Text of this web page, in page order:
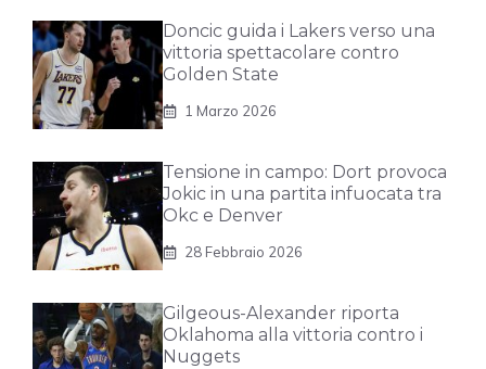
Doncic guida i Lakers verso una
vittoria spettacolare contro
Golden State
1 Marzo 2026
Tensione in campo: Dort provoca
Jokic in una partita infuocata tra
Okc e Denver
28 Febbraio 2026
Gilgeous-Alexander riporta
Oklahoma alla vittoria contro i
Nuggets